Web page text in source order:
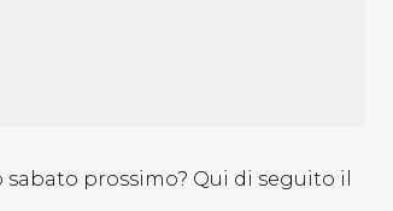
prossimo? Qui di seguito il